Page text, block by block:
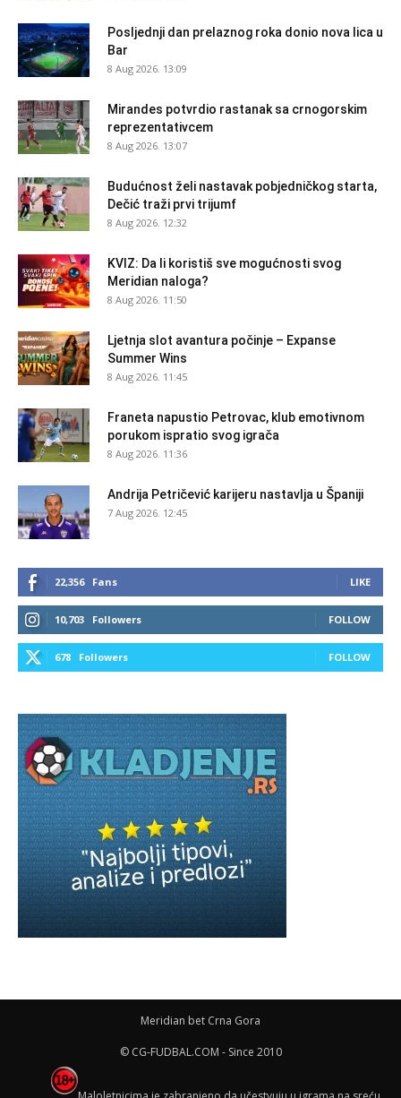
Posljednji dan prelaznog roka donio nova lica u
Bar
8 Aug 2026. 13:09
Mirandes potvrdio rastanak sa crnogorskim
reprezentativcem
8 Aug 2026. 13:07
Budućnost želi nastavak pobjedničkog starta,
Dečić traži prvi trijumf
8 Aug 2026. 12:32
KVIZ: Da li koristiš sve mogućnosti svog
Meridian naloga?
8 Aug 2026. 11:50
Ljetnja slot avantura počinje – Expanse
Summer Wins
8 Aug 2026. 11:45
Franeta napustio Petrovac, klub emotivnom
porukom ispratio svog igrača
8 Aug 2026. 11:36
Andrija Petričević karijeru nastavlja u Španiji
7 Aug 2026. 12:45
22,356 Fans LIKE
10,703 Followers FOLLOW
678 Followers FOLLOW
Meridian bet Crna Gora
© CG-FUDBAL.COM - Since 2010